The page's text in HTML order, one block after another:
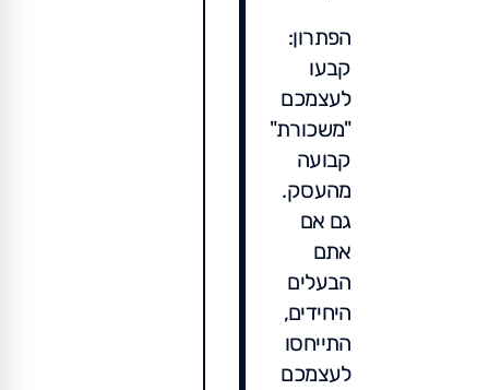
הפתרון:
קבעו
לעצמכם
"משכורת"
קבועה
מהעסק.
גם אם
אתם
הבעלים
היחידים,
התייחסו
לעצמכם